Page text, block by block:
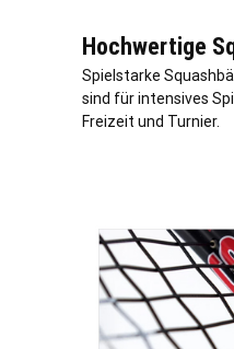
Hochwertige
Spielstarke
sind für intensives
Freizeit und Turnier.